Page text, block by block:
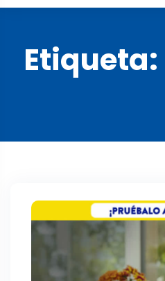
Etiqueta: